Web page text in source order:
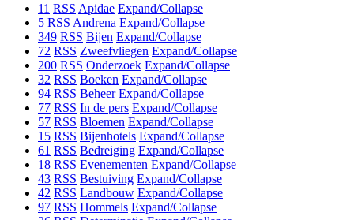
11 RSS Apidae Expand/Collapse
5 RSS Andrena Expand/Collapse
349 RSS Bijen Expand/Collapse
72 RSS Zweefvliegen Expand/Collapse
200 RSS Onderzoek Expand/Collapse
32 RSS Boeken Expand/Collapse
94 RSS Beheer Expand/Collapse
77 RSS In de pers Expand/Collapse
57 RSS Bloemen Expand/Collapse
15 RSS Bijenhotels Expand/Collapse
61 RSS Bedreiging Expand/Collapse
18 RSS Evenementen Expand/Collapse
43 RSS Bestuiving Expand/Collapse
42 RSS Landbouw Expand/Collapse
97 RSS Hommels Expand/Collapse